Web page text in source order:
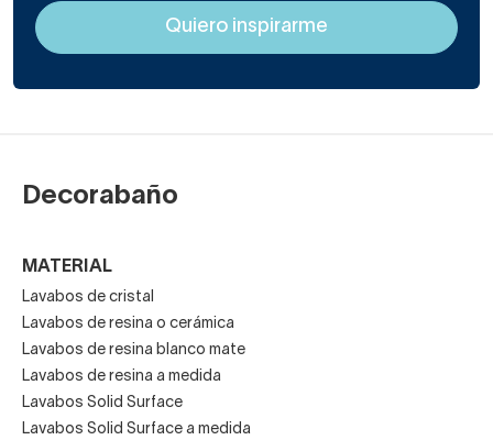
Decorabaño
MATERIAL
Lavabos de cristal
Lavabos de resina o cerámica
Lavabos de resina blanco mate
Lavabos de resina a medida
Lavabos Solid Surface
Lavabos Solid Surface a medida